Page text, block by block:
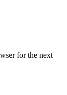
for the next